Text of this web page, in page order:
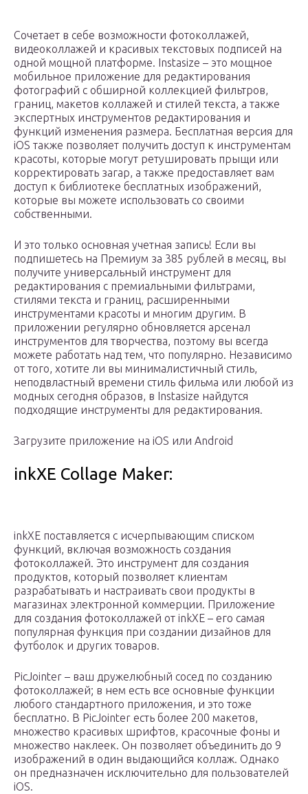
Сочетает в себе возможности фотоколлажей,
видеоколлажей и красивых текстовых подписей на
одной мощной платформе. Instasize – это мощное
мобильное приложение для редактирования
фотографий с обширной коллекцией фильтров,
границ, макетов коллажей и стилей текста, а также
экспертных инструментов редактирования и
функций изменения размера. Бесплатная версия для
iOS также позволяет получить доступ к инструментам
красоты, которые могут ретушировать прыщи или
корректировать загар, а также предоставляет вам
доступ к библиотеке бесплатных изображений,
которые вы можете использовать со своими
собственными.
И это только основная учетная запись! Если вы
подпишетесь на Премиум за 385 рублей в месяц, вы
получите универсальный инструмент для
редактирования с премиальными фильтрами,
стилями текста и границ, расширенными
инструментами красоты и многим другим. В
приложении регулярно обновляется арсенал
инструментов для творчества, поэтому вы всегда
можете работать над тем, что популярно. Независимо
от того, хотите ли вы минималистичный стиль,
неподвластный времени стиль фильма или любой из
модных сегодня образов, в Instasize найдутся
подходящие инструменты для редактирования.
Загрузите приложение на iOS или Android
inkXE Collage Maker:
inkXE поставляется с исчерпывающим списком
функций, включая возможность создания
фотоколлажей. Это инструмент для создания
продуктов, который позволяет клиентам
разрабатывать и настраивать свои продукты в
магазинах электронной коммерции. Приложение
для создания фотоколлажей от inkXE – его самая
популярная функция при создании дизайнов для
футболок и других товаров.
PicJointer – ваш дружелюбный сосед по созданию
фотоколлажей; в нем есть все основные функции
любого стандартного приложения, и это тоже
бесплатно. В PicJointer есть более 200 макетов,
множество красивых шрифтов, красочные фоны и
множество наклеек. Он позволяет объединить до 9
изображений в один выдающийся коллаж. Однако
он предназначен исключительно для пользователей
iOS.